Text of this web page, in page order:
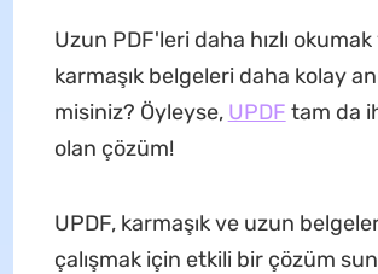
Uzun PDF'leri daha hızlı okumak
karmaşık belgeleri daha kolay
misiniz? Öyleyse, UPDF tam da
olan çözüm!
UPDF, karmaşık ve uzun
çalışmak için etkili bir çözüm